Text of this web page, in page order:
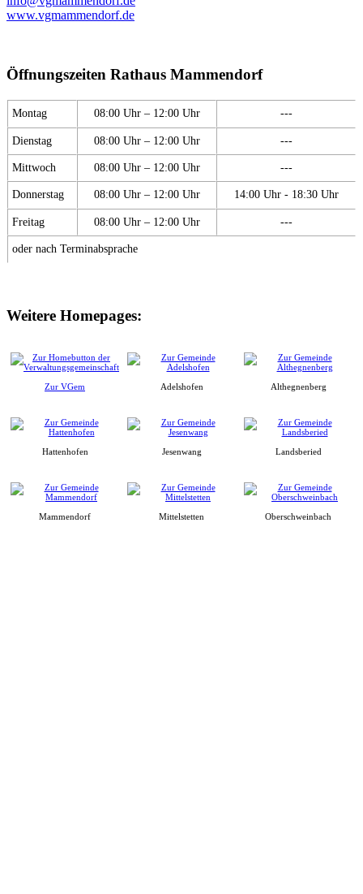
www.vgmammendorf.de
Öffnungszeiten Rathaus Mammendorf
Montag 08:00 Uhr – 12:00 Uhr ---
Dienstag 08:00 Uhr – 12:00 Uhr ---
Mittwoch 08:00 Uhr – 12:00 Uhr ---
Donnerstag 08:00 Uhr – 12:00 Uhr 14:00 Uhr - 18:30 Uhr
Freitag 08:00 Uhr – 12:00 Uhr ---
oder nach Terminabsprache
Weitere Homepages:
Zur VGem Adelshofen Althegnenberg
Hattenhofen Jesenwang Landsberied
Mammendorf Mittelstetten Oberschweinbach